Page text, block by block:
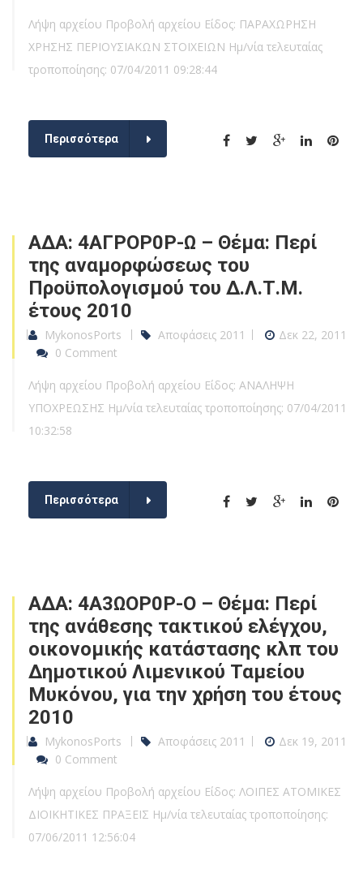
Λήψη αρχείου Προβολή αρχείου Είδος: ΠΑΡΑΧΩΡΗΣΗ
ΧΡΗΣΗΣ ΠΕΡΙΟΥΣΙΑΚΩΝ ΣΤΟΙΧΕΙΩΝ Ημ/νία τελευταίας
τροποποίησης: 07/04/2011 09:28:44
Περισσότερα
ΑΔΑ: 4ΑΓΡΟΡ0Ρ-Ω – Θέμα: Περί
της αναμορφώσεως του
Προϋπολογισμού του Δ.Λ.Τ.Μ.
έτους 2010
MykonosPorts Αποφάσεις 2011
Δεκ 22, 2011
0 Comment
Λήψη αρχείου Προβολή αρχείου Είδος: ΑΝΑΛΗΨΗ
ΥΠΟΧΡΕΩΣΗΣ Ημ/νία τελευταίας τροποποίησης: 07/04/2011
10:32:58
Περισσότερα
ΑΔΑ: 4Α3ΩΟΡ0Ρ-Ο – Θέμα: Περί
της ανάθεσης τακτικού ελέγχου,
οικονομικής κατάστασης κλπ του
Δημοτικού Λιμενικού Ταμείου
Μυκόνου, για την χρήση του έτους
2010
MykonosPorts Αποφάσεις 2011
Δεκ 19, 2011
0 Comment
Λήψη αρχείου Προβολή αρχείου Είδος: ΛΟΙΠΕΣ ΑΤΟΜΙΚΕΣ
ΔΙΟΙΚΗΤΙΚΕΣ ΠΡΑΞΕΙΣ Ημ/νία τελευταίας τροποποίησης:
07/06/2011 12:56:04